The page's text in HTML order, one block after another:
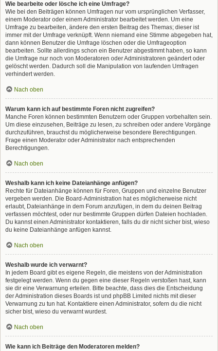
Wie bearbeite oder lösche ich eine Umfrage?
Wie bei den Beiträgen können Umfragen nur vom ursprünglichen Verfasser,
einem Moderator oder einem Administrator bearbeitet werden. Um eine
Umfrage zu bearbeiten, ändere den ersten Beitrag des Themas; dieser ist
immer mit der Umfrage verknüpft. Wenn niemand eine Stimme abgegeben hat,
dann können Benutzer die Umfrage löschen oder die Umfrageoption
bearbeiten. Sollte allerdings schon ein Benutzer abgestimmt haben, so kann
die Umfrage nur noch von Moderatoren oder Administratoren geändert oder
gelöscht werden. Dadurch soll die Manipulation von laufenden Umfragen
verhindert werden.
Nach oben
Warum kann ich auf bestimmte Foren nicht zugreifen?
Manche Foren können bestimmten Benutzern oder Gruppen vorbehalten sein.
Um diese einzusehen, Beiträge zu lesen, zu schreiben oder andere Vorgänge
durchzuführen, brauchst du möglicherweise besondere Berechtigungen.
Frage einen Moderator oder Administrator nach entsprechenden
Berechtigungen.
Nach oben
Weshalb kann ich keine Dateianhänge anfügen?
Rechte für Dateianhänge können für Foren, Gruppen und einzelne Benutzer
vergeben werden. Die Board-Administration hat es möglicherweise nicht
erlaubt, Dateianhänge in dem Forum anzufügen, in dem du deinen Beitrag
verfassen möchtest, oder nur bestimmte Gruppen dürfen Dateien hochladen.
Du kannst einen Administrator kontaktieren, falls du dir nicht sicher bist, wieso
du keine Dateianhänge anfügen kannst.
Nach oben
Weshalb wurde ich verwarnt?
In jedem Board gibt es eigene Regeln, die meistens von der Administration
festgelegt werden. Wenn du gegen eine dieser Regeln verstoßen hast, kann
sie dir eine Verwarnung erteilen. Bitte beachte, dass dies die Entscheidung
der Administration dieses Boards ist und phpBB Limited nichts mit dieser
Verwarnung zu tun hat. Kontaktiere einen Administrator, sofern du die nicht
sicher bist, wieso du verwarnt wurdest.
Nach oben
Wie kann ich Beiträge den Moderatoren melden?